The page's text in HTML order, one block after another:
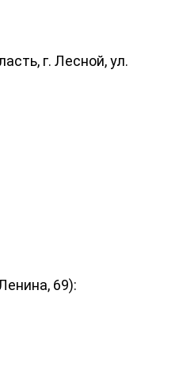
г. Лесной, ул.
69):